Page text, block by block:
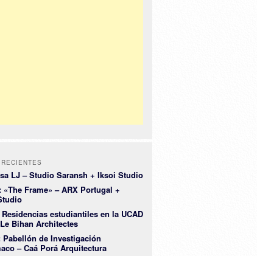
LJ – Studio Saransh + Iksoi Studio
«The Frame» – ARX Portugal +
estudiantiles en la UCAD
Bihan Architectes
Pabellón de Investigación
– Caá Porá Arquitectura